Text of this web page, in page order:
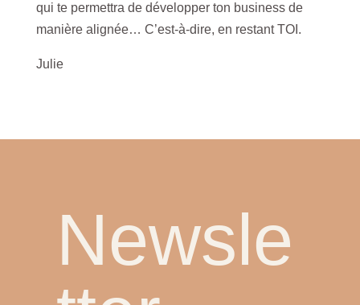
qui te permettra de développer ton business de
manière alignée… C’est-à-dire, en restant TOI.
Julie
Newsle